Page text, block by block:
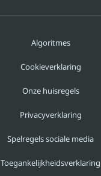
Algoritmes
Cookieverklaring
Onze huisregels
Privacyverklaring
Spelregels sociale media
Toegankelijkheidsverklaring